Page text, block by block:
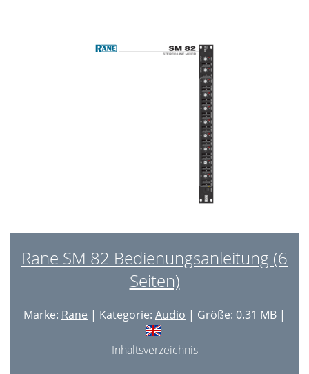
Rane SM 82 Bedienungsanleitung (6
Seiten)
Marke: Rane | Kategorie: Audio | Größe: 0.31 MB |
Inhaltsverzeichnis